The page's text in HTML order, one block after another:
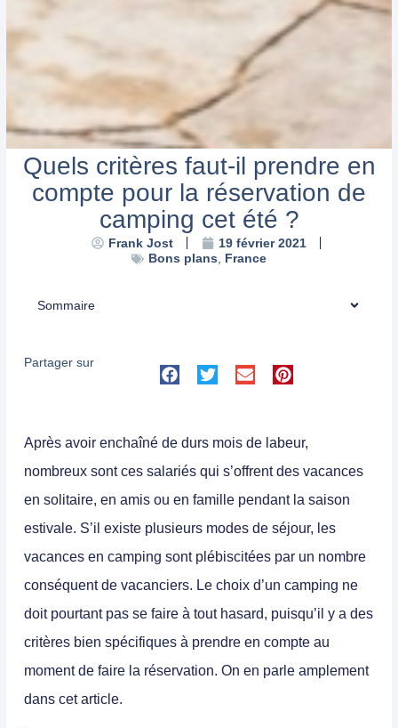
Quels critères faut-il prendre en
compte pour la réservation de
camping cet été ?
Frank Jost
19 février 2021
Bons plans, France
Sommaire
Partager sur
Après avoir enchaîné de durs mois de labeur,
nombreux sont ces salariés qui s’offrent des vacances
en solitaire, en amis ou en famille pendant la saison
estivale. S’il existe plusieurs modes de séjour, les
vacances en camping sont plébiscitées par un nombre
conséquent de vacanciers. Le choix d’un camping ne
doit pourtant pas se faire à tout hasard, puisqu’il y a des
critères bien spécifiques à prendre en compte au
moment de faire la réservation. On en parle amplement
dans cet article.